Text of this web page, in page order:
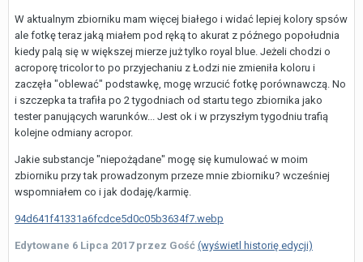
W aktualnym zbiorniku mam więcej białego i widać lepiej kolory spsów
ale fotkę teraz jaką miałem pod ręką to akurat z późnego popołudnia
kiedy palą się w większej mierze już tylko royal blue. Jeżeli chodzi o
acroporę tricolor to po przyjechaniu z Łodzi nie zmieniła koloru i
zaczęła "oblewać" podstawkę, mogę wrzucić fotkę porównawczą. No
i szczepka ta trafiła po 2 tygodniach od startu tego zbiornika jako
tester panujących warunków... Jest ok i w przyszłym tygodniu trafią
kolejne odmiany acropor.
Jakie substancje "niepożądane" mogę się kumulować w moim
zbiorniku przy tak prowadzonym przeze mnie zbiorniku? wcześniej
wspomniałem co i jak dodaję/karmię.
94d641f41331a6fcdce5d0c05b3634f7.webp
Edytowane 6 Lipca 2017przez Gość (wyświetl historię edycji)